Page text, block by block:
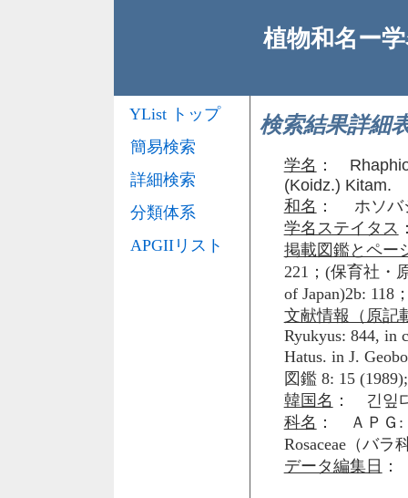
植物和名ー
検索結果詳細
学名 ：
(Koidz.) Kitam.
和名 ： ホソバ
学名ステイタス
掲載図鑑とペー
221；(保育社・
of Japan)2b: 118
文献情報（原記
Ryukyus: 844, in
Hatus. in J.
図鑑 8: 15
韓国名 ： 긴잎
科名 ： ＡＰＧ:
Rosaceae（バ
データ編集日
YList トップ
簡易検索
詳細検索
分類体系
APGIIリスト